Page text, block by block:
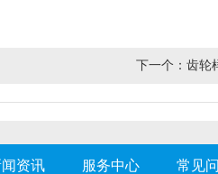
下一个： 齿轮
资讯 服务中心 常见